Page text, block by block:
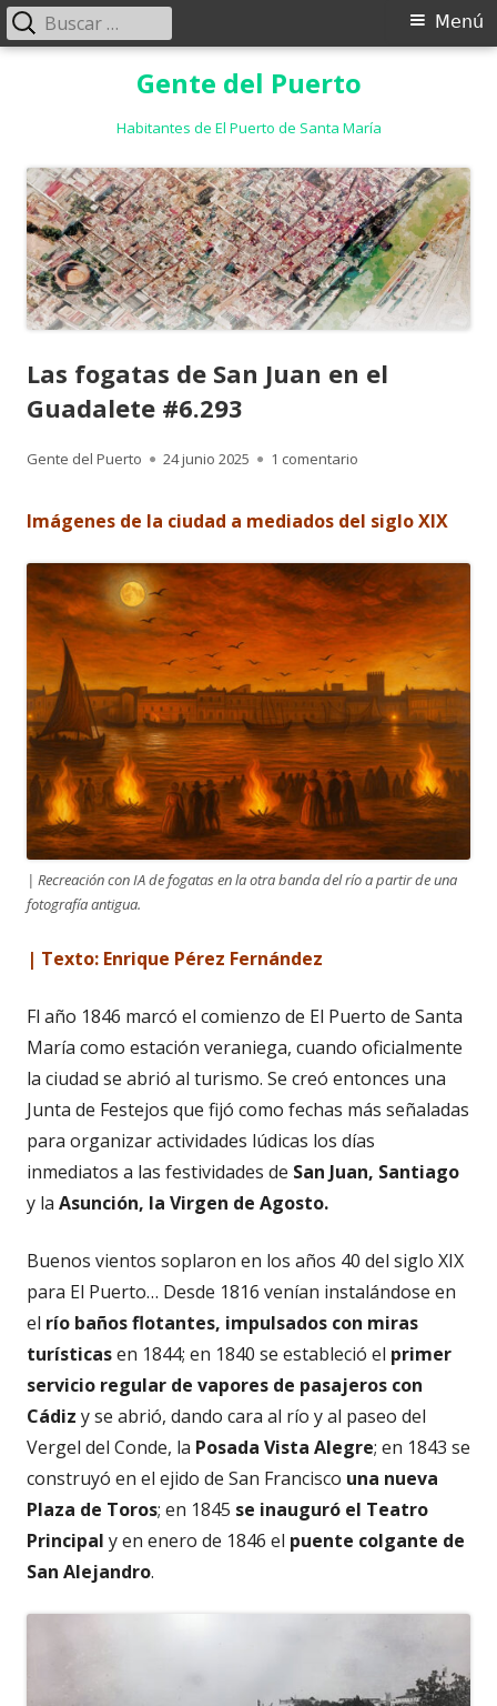
Gente del Puerto
Habitantes de El Puerto de Santa María
Menú
Menú
Buscar:
Las fogatas de San Juan en el
Guadalete #6.293
Autor
Gente del Puerto
Publicado
24 junio 2025 1 comentario
Imágenes de la ciudad a mediados del siglo XIX
| Recreación con IA de fogatas en la otra banda del río a partir de una
fotografía antigua.
| Texto: Enrique Pérez Fernández
Fl año 1846 marcó el comienzo de El Puerto de Santa
María como estación veraniega, cuando oficialmente
la ciudad se abrió al turismo. Se creó entonces una
Junta de Festejos que fijó como fechas más señaladas
para organizar actividades lúdicas los días
inmediatos a las festividades de San Juan, Santiago
y la Asunción, la Virgen de Agosto.
Buenos vientos soplaron en los años 40 del siglo XIX
para El Puerto… Desde 1816 venían instalándose en
el río baños flotantes, impulsados con miras
turísticasen 1844; en 1840 se estableció el primer
servicio regular de vapores de pasajeros con
Cádiz y se abrió, dando cara al río y al paseo del
Vergel del Conde, la Posada Vista Alegre; en 1843 se
construyó en el ejido de San Francisco una nueva
Plaza de Toros; en 1845 se inauguró el Teatro
Principal y en enero de 1846 el puente colgante de
San Alejandro.